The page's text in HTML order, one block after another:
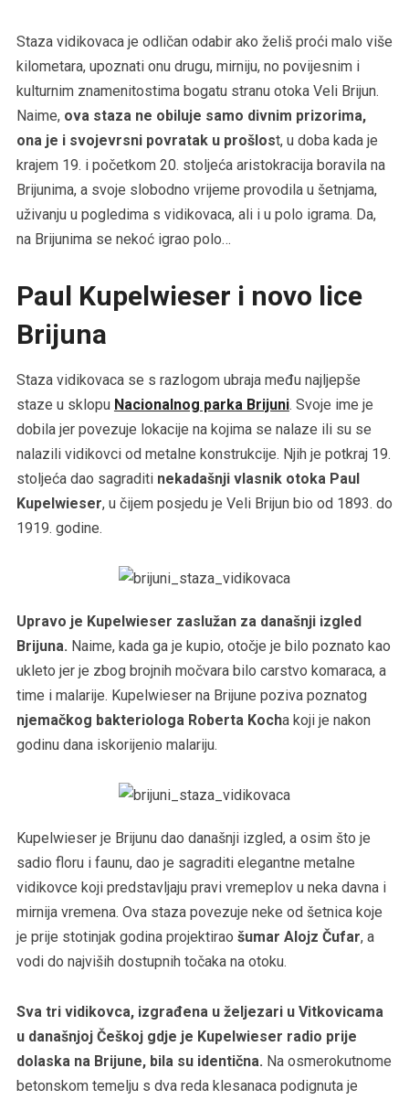
Staza vidikovaca je odličan odabir ako želiš proći malo više
kilometara, upoznati onu drugu, mirniju, no povijesnim i
kulturnim znamenitostima bogatu stranu otoka Veli Brijun.
Naime, ova staza ne obiluje samo divnim prizorima,
ona je i svojevrsni povratak u prošlost, u doba kada je
krajem 19. i početkom 20. stoljeća aristokracija boravila na
Brijunima, a svoje slobodno vrijeme provodila u šetnjama,
uživanju u pogledima s vidikovaca, ali i u polo igrama. Da,
na Brijunima se nekoć igrao polo…
Paul Kupelwieser i novo lice
Brijuna
Staza vidikovaca se s razlogom ubraja među najljepše
staze u sklopu Nacionalnog parka Brijuni. Svoje ime je
dobila jer povezuje lokacije na kojima se nalaze ili su se
nalazili vidikovci od metalne konstrukcije. Njih je potkraj 19.
stoljeća dao sagraditi nekadašnji vlasnik otoka Paul
Kupelwieser, u čijem posjedu je Veli Brijun bio od 1893. do
1919. godine.
Upravo je Kupelwieser zaslužan za današnji izgled
Brijuna. Naime, kada ga je kupio, otočje je bilo poznato kao
ukleto jer je zbog brojnih močvara bilo carstvo komaraca, a
time i malarije. Kupelwieser na Brijune poziva poznatog
njemačkog bakteriologa Roberta Kocha koji je nakon
godinu dana iskorijenio malariju.
Kupelwieser je Brijunu dao današnji izgled, a osim što je
sadio floru i faunu, dao je sagraditi elegantne metalne
vidikovce koji predstavljaju pravi vremeplov u neka davna i
mirnija vremena. Ova staza povezuje neke od šetnica koje
je prije stotinjak godina projektirao šumar Alojz Čufar, a
vodi do najviših dostupnih točaka na otoku.
Sva tri vidikovca, izgrađena u željezari u Vitkovicama
u današnjoj Češkoj gdje je Kupelwieser radio prije
dolaska na Brijune, bila su identična. Na osmerokutnome
betonskom temelju s dva reda klesanaca podignuta je